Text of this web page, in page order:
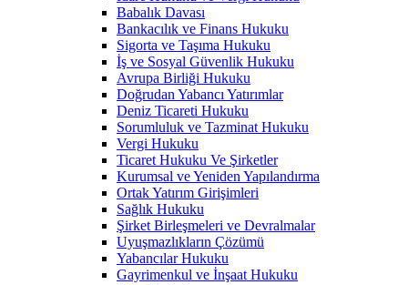
Babalık Davası
Bankacılık ve Finans Hukuku
Sigorta ve Taşıma Hukuku
İş ve Sosyal Güvenlik Hukuku
Avrupa Birliği Hukuku
Doğrudan Yabancı Yatırımlar
Deniz Ticareti Hukuku
Sorumluluk ve Tazminat Hukuku
Vergi Hukuku
Ticaret Hukuku Ve Şirketler
Kurumsal ve Yeniden Yapılandırma
Ortak Yatırım Girişimleri
Sağlık Hukuku
Şirket Birleşmeleri ve Devralmalar
Uyuşmazlıkların Çözümü
Yabancılar Hukuku
Gayrimenkul ve İnşaat Hukuku